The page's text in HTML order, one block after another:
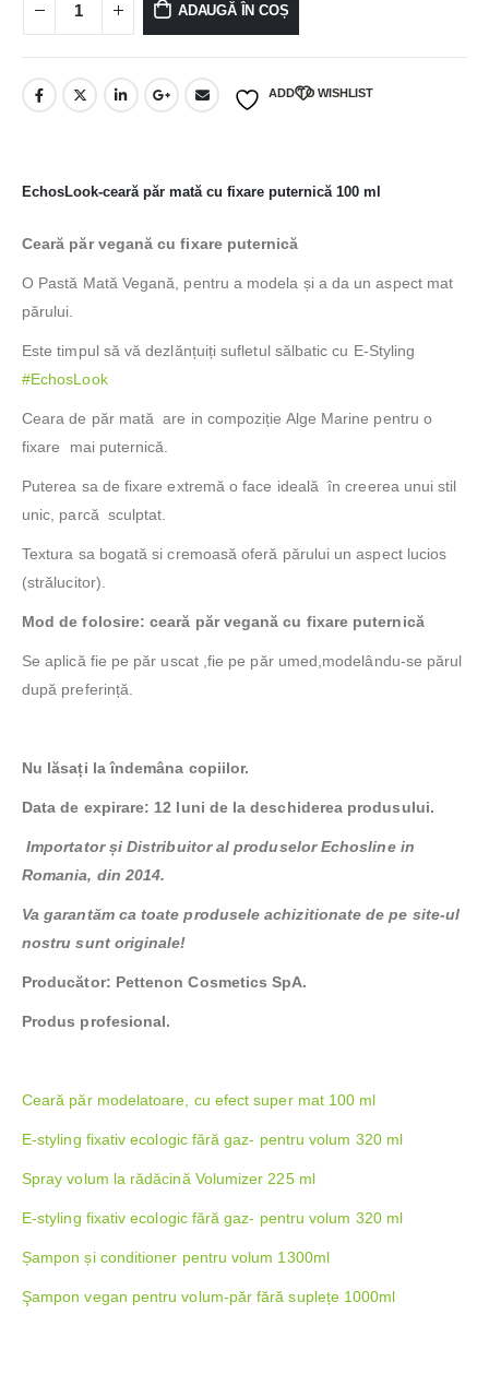
ADAUGĂ ÎN COȘ
ADD TO WISHLIST
EchosLook-ceară păr mată cu fixare puternică 100 ml
Ceară păr vegană cu fixare puternică
O Pastă Mată Vegană, pentru a modela și a da un aspect mat
părului.
Este timpul să vă dezlănțuiți sufletul sălbatic cu E-Styling
#EchosLook
Ceara de păr mată are in compoziție Alge Marine pentru o
fixare mai puternică.
Puterea sa de fixare extremă o face ideală în creerea unui stil
unic, parcă sculptat.
Textura sa bogată si cremoasă oferă părului un aspect lucios
(strălucitor).
Mod de folosire: ceară păr vegană cu fixare puternică
Se aplică fie pe păr uscat ,fie pe păr umed,modelându-se părul
după preferință.
Nu lăsați la îndemâna copiilor.
Data de expirare: 12 luni de la deschiderea produsului.
Importator și Distribuitor al produselor Echosline in
Romania, din 2014.
Va garantăm ca toate produsele achizitionate de pe site-ul
nostru sunt originale!
Producător: Pettenon Cosmetics SpA.
Produs profesional.
Ceară păr modelatoare, cu efect super mat 100 ml
E-styling fixativ ecologic fără gaz- pentru volum 320 ml
Spray volum la rădăcină Volumizer 225 ml
E-styling fixativ ecologic fără gaz- pentru volum 320 ml
Șampon și conditioner pentru volum 1300ml
Şampon vegan pentru volum-păr fără suplețe 1000ml